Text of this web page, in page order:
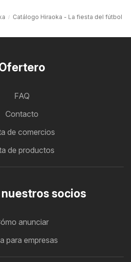
Catálogo Hiraoka - La fiesta del fútbol
FAQ
Contacto
de comercios
de productos
socios
anunciar
para empresas